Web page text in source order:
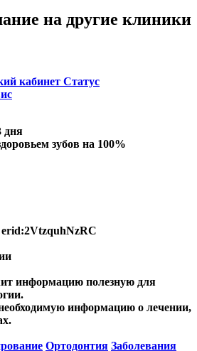
на другие клиники
кабинет Статус
дня
зубов на 100%
информацию полезную для
информацию о лечении,
Ортодонтия Заболевания